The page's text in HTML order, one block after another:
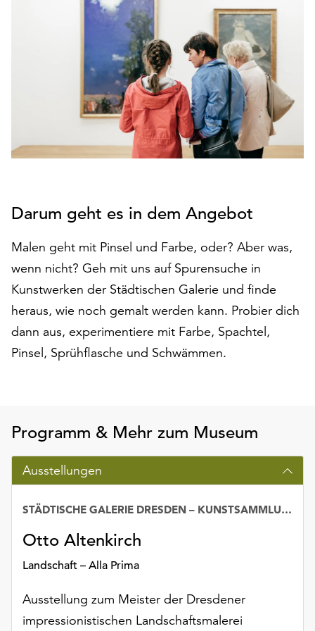
sowie
solche,
zu
anonymen
Statistikzwecken
genutzt
werden.
Klicken
Sie
auf
„Alle
akzeptieren“,
zu
akzeptieren.
Sie
können
Einverständnis
ändern
widerrufen.
steht
Ihnen
Darum geht es in dem Angebot
Malen geht mit Pinsel und Farbe, oder? Aber was,
wenn nicht? Geh mit uns auf Spurensuche in
Kunstwerken der Städtischen Galerie und finde
heraus, wie noch gemalt werden kann. Probier dich
dann aus, experimentiere mit Farbe, Spachtel,
Pinsel, Sprühflasche und Schwämmen.
Programm & Mehr zum Museum
Ausstellungen
Otto Altenkirch
Landschaft – Alla Prima
STÄDTISCHE GALERIE DRESDEN – KUNSTSAMMLUNG
Ausstellung zum Meister der Dresdener
impressionistischen Landschaftsmalerei